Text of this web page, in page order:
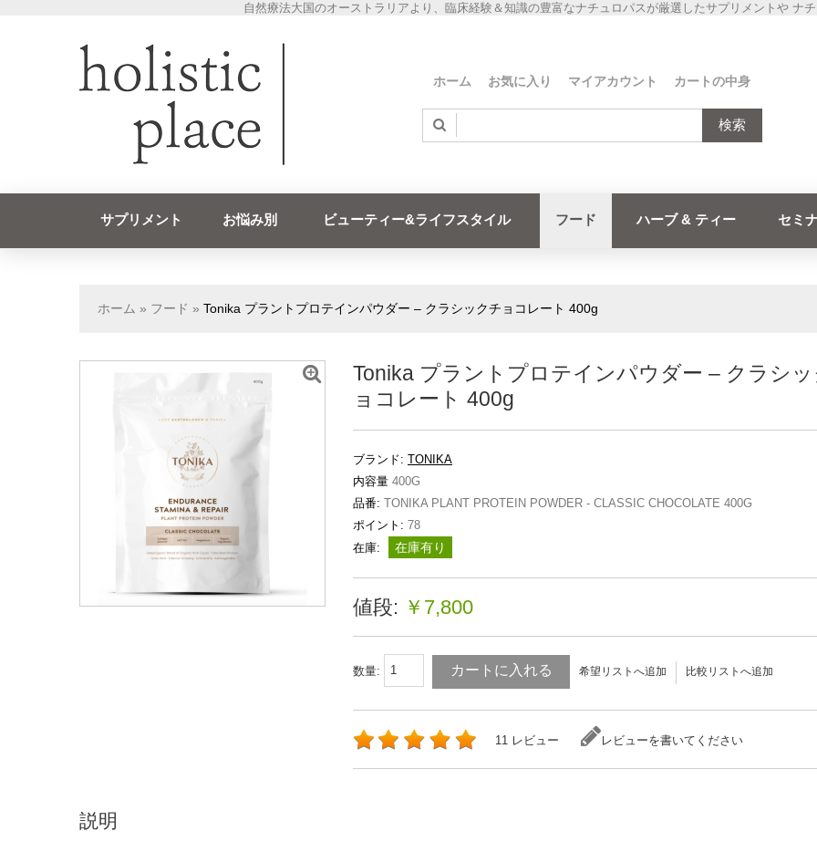
自然療法大国のオーストラリアより、臨床経験＆知識の豊富なナチュロパスが厳選したサプリメントや ナ
ホーム お気に入り マイアカウント カートの中身
検索
サプリメント お悩み別 ビューティー&ライフスタイル フード ハーブ & ティー セミ
ホーム » フード » Tonika プラントプロテインパウダー – クラシックチョコレート 400g
Tonika プラントプロテインパウダー – クラシ
ョコレート 400g
ブランド: TONIKA
内容量 400G
品番: TONIKA PLANT PROTEIN POWDER - CLASSIC CHOCOLATE 400G
ポイント: 78
在庫:
在庫有り
値段: ￥7,800
数量: カートに入れる 希望リストへ追加 比較リストへ追加
11 レビュー レビューを書いてください
説明